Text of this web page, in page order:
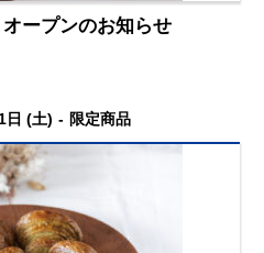
オープンのお知らせ
日 (土) - 限定商品